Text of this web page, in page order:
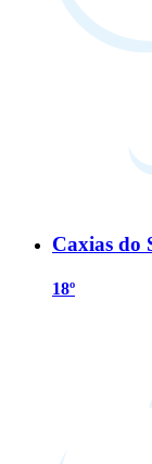
Caxias do
18º